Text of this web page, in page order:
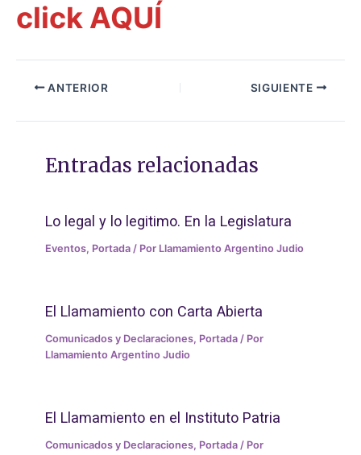
click AQUÍ
ANTERIOR SIGUIENTE
Entradas relacionadas
Lo legal y lo legitimo. En la Legislatura
Eventos, Portada / Por Llamamiento Argentino Judio
El Llamamiento con Carta Abierta
Comunicados y Declaraciones, Portada / Por
Llamamiento Argentino Judio
El Llamamiento en el Instituto Patria
Comunicados y Declaraciones, Portada / Por